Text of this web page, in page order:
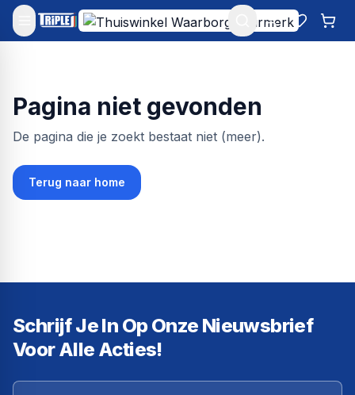
Mijn account
Pagina niet gevonden
De pagina die je zoekt bestaat niet (meer).
Terug naar home
Schrijf Je In Op Onze Nieuwsbrief
Voor Alle Acties!